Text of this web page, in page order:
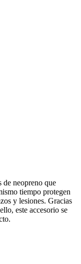
de neopreno que
tiempo protegen
y lesiones. Gracias
este accesorio se